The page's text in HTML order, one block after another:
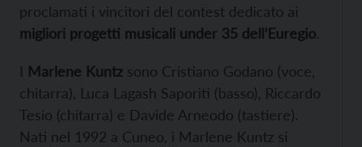
proclamati i vincitori del contest dedicato ai
migliori progetti musicali under 35 dell’Euregio.
I Marlene Kuntz sono Cristiano Godano (voce,
chitarra), Luca Lagash Saporiti (basso), Riccardo
Tesio (chitarra) e Davide Arneodo (tastiere).
Nati nel 1992 a Cuneo, i Marlene Kuntz si